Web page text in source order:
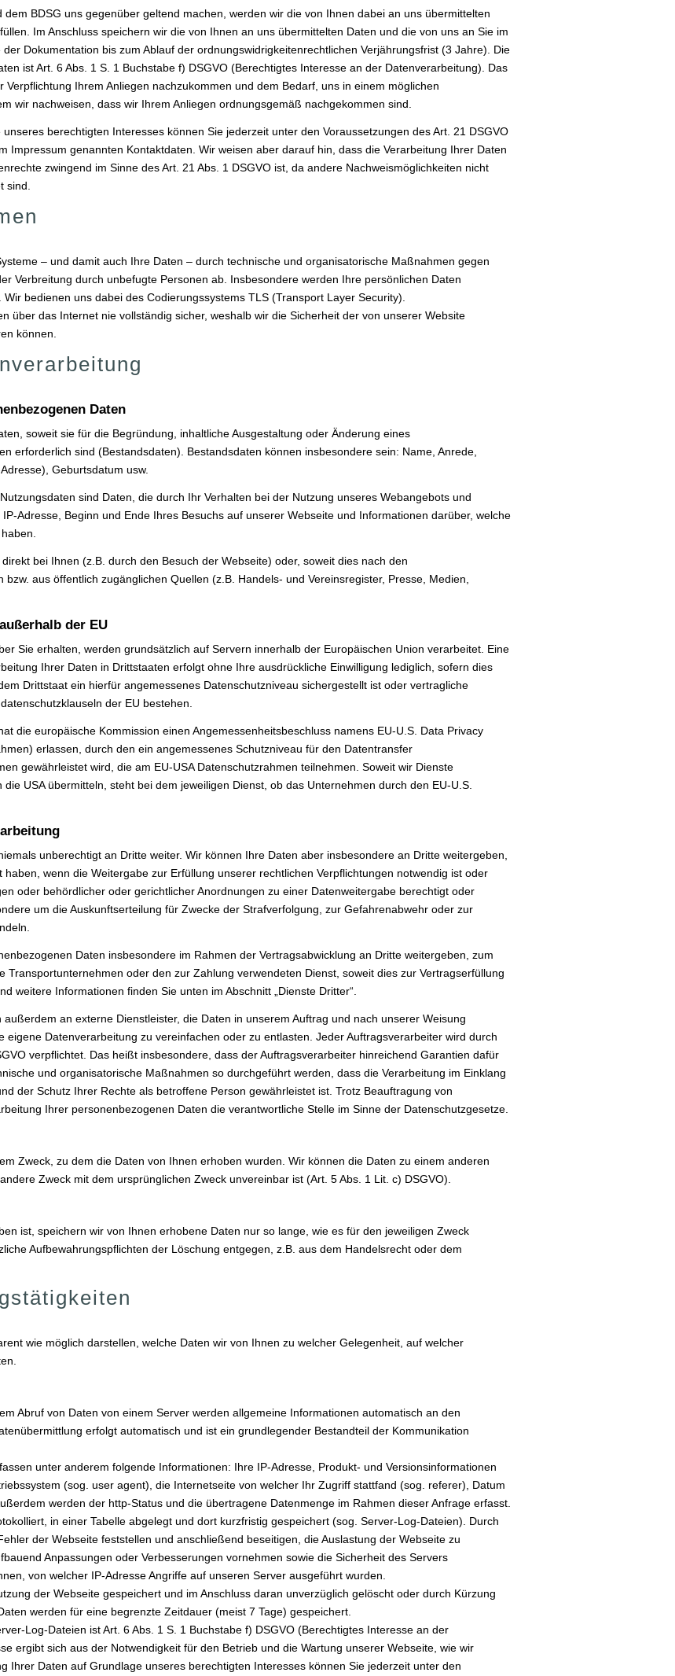
BDSG uns gegenüber geltend machen, werden wir die von Ihnen dabei an uns übermittelten
Im Anschluss speichern wir die von Ihnen an uns übermittelten Daten und die von uns an Sie im
Dokumentation bis zum Ablauf der ordnungswidrigkeitenrechtlichen Verjährungsfrist (3 Jahre). Die
ist Art. 6 Abs. 1 S. 1 Buchstabe f) DSGVO (Berechtigtes Interesse an der Datenverarbeitung). Das
Ihrem Anliegen nachzukommen und dem Bedarf, uns in einem möglichen
wir nachweisen, dass wir Ihrem Anliegen ordnungsgemäß nachgekommen sind.
berechtigten Interesses können Sie jederzeit unter den Voraussetzungen des Art. 21 DSGVO
Impressum genannten Kontaktdaten. Wir weisen aber darauf hin, dass die Verarbeitung Ihrer Daten
zwingend im Sinne des Art. 21 Abs. 1 DSGVO ist, da andere Nachweismöglichkeiten nicht
sind.
– und damit auch Ihre Daten – durch technische und organisatorische Maßnahmen gegen
Verbreitung durch unbefugte Per­sonen ab. Insbesondere werden Ihre persönlichen Daten
bedienen uns dabei des Codierungssystems TLS (Transport Layer Security).
über das Internet nie vollständig sicher, weshalb wir die Sicherheit der von unserer Website
können.
Daten
soweit sie für die Begründung, inhaltliche Ausgestaltung oder Änderung eines
erforderlich sind (Bestandsdaten). Bestandsdaten können insbesondere sein: Name, Anrede,
Geburts­datum usw.
sind Daten, die durch Ihr Verhalten bei der Nutzung unseres Webangebots und
Adresse, Beginn und Ende Ihres Besuchs auf unserer Webseite und Informationen darüber, welche
bei Ihnen (z.B. durch den Besuch der Webseite) oder, soweit dies nach den
aus öffentlich zugänglichen Quellen (z.B. Handels- und Vereinsregister, Presse, Medien,
der EU
Sie erhalten, werden grundsätzlich auf Servern innerhalb der Europäischen Union verarbeitet. Eine
Ihrer Daten in Drittstaaten erfolgt ohne Ihre ausdrückliche Einwilligung lediglich, sofern dies
Drittstaat ein hierfür angemessenes Datenschutzniveau sichergestellt ist oder vertragliche
der EU bestehen.
die europäische Kommission einen Angemessenheitsbeschluss namens EU-U.S. Data Privacy
erlassen, durch den ein angemessenes Schutzniveau für den Datentransfer
gewährleistet wird, die am EU-USA Datenschutzrahmen teilnehmen. Soweit wir Dienste
USA übermitteln, steht bei dem jeweiligen Dienst, ob das Unternehmen durch den EU-U.S.
unberechtigt an Dritte weiter. Wir können Ihre Daten aber insbesondere an Dritte weitergeben,
wenn die Weitergabe zur Erfüllung unserer rechtlichen Verpflichtungen notwendig ist oder
oder behördlicher oder gerichtlicher Anordnungen zu einer Datenweitergabe berechtigt oder
um die Auskunftserteilung für Zwecke der Strafverfolgung, zur Gefahrenabwehr oder zur
Daten insbesondere im Rahmen der Vertragsabwicklung an Dritte weitergeben, zum
Transportunternehmen oder den zur Zahlung verwendeten Dienst, soweit dies zur Vertragserfüllung
weitere Informationen finden Sie unten im Abschnitt „Dienste Dritter“.
an externe Dienstleister, die Daten in unserem Auftrag und nach unserer Weisung
Datenverarbeitung zu vereinfachen oder zu entlasten. Jeder Auftragsverarbeiter wird durch
verpflichtet. Das heißt insbesondere, dass der Auftragsverarbeiter hinreichend Garantien dafür
und organisatorische Maßnahmen so durchgeführt werden, dass die Verarbeitung im Einklang
der Schutz Ihrer Rechte als betroffene Person gewährleistet ist. Trotz Beauftragung von
Ihrer personenbezogenen Daten die verantwortliche Stelle im Sinne der Datenschutzgesetze.
Zweck, zu dem die Daten von Ihnen erhoben wurden. Wir können die Daten zu einem anderen
Zweck mit dem ursprünglichen Zweck unvereinbar ist (Art. 5 Abs. 1 Lit. c) DSGVO).
ist, speichern wir von Ihnen erhobene Daten nur so lange, wie es für den jeweiligen Zweck
Aufbewahrungspflichten der Löschung entgegen, z.B. aus dem Handelsrecht oder dem
wie möglich darstellen, welche Daten wir von Ihnen zu welcher Gelegenheit, auf welcher
Abruf von Daten von einem Server werden allgemeine Informationen automatisch an den
erfolgt automatisch und ist ein grundlegender Bestandteil der Kommunikation
unter anderem folgende Informationen: Ihre IP-Adresse, Produkt- und Versionsinformationen
(sog. user agent), die Internetseite von welcher Ihr Zugriff stattfand (sog. referer), Datum
werden der http-Status und die übertragene Datenmenge im Rahmen dieser Anfrage erfasst.
in einer Tabelle abgelegt und dort kurzfristig gespeichert (sog. Server-Log-Dateien). Durch
der Webseite feststellen und anschließend beseitigen, die Auslastung der Webseite zu
Anpassungen oder Verbesserungen vornehmen sowie die Sicherheit des Servers
von welcher IP-Adresse Angriffe auf unseren Server ausgeführt wurden.
der Webseite gespeichert und im Anschluss daran unverzüglich gelöscht oder durch Kürzung
werden für eine begrenzte Zeitdauer (meist 7 Tage) gespeichert.
Log-Dateien ist Art. 6 Abs. 1 S. 1 Buchstabe f) DSGVO (Berechtigtes Interesse an der
ergibt sich aus der Notwendigkeit für den Betrieb und die Wartung unserer Webseite, wie wir
Ihrer Daten auf Grundlage unseres berechtigten Interesses können Sie jederzeit unter den